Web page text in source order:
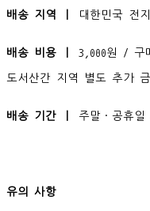
배송 지역 ㅣ 대한민국 전
배송 비용 ㅣ 3,000원 / 구
도서산간 지역 별도 추가
배송 기간 ㅣ 주말·공휴일
유의 사항